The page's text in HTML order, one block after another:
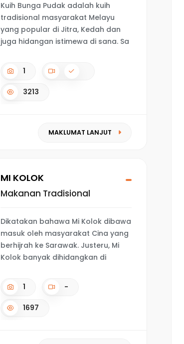
Kuih Bunga Pudak adalah kuih
tradisional masyarakat Melayu
yang popular di Jitra, Kedah dan
juga hidangan istimewa di sana. Sa
1
3213
MAKLUMAT LANJUT
MI KOLOK
Makanan Tradisional
Dikatakan bahawa Mi Kolok dibawa
masuk oleh masyarakat Cina yang
berhijrah ke Sarawak. Justeru, Mi
Kolok banyak dihidangkan di
1 -
1697